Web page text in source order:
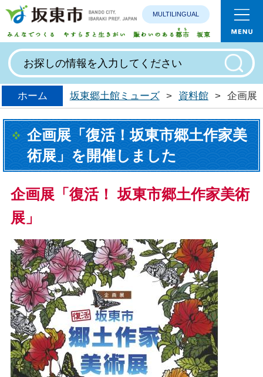
みんなで
MULTILINGUAL
ホーム 坂東郷土館ミューズ > 資料館 > 企画展
企画展「復活！坂東市郷土作家美
術展」を開催しました
企画展「復活！ 坂東市郷土作家美術
展」